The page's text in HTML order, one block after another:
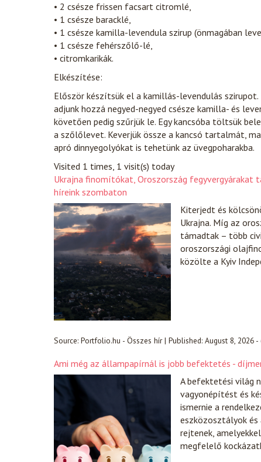
• 2 csésze frissen facsart citromlé,
• 1 csésze baracklé,
• 1 csésze kamilla-levendula szirup (önmagában
• 1 csésze fehérszőlő-lé,
• citromkarikák.
Elkészítése:
Először készítsük el a kamillás-levendulás
adjunk hozzá negyed-negyed csésze kamilla- és
követően pedig szűrjük le. Egy kancsóba töltsük
a szőlőlevet. Keverjük össze a kancsó tartalmát,
apró dinnyegolyókat is tehetünk az üvegpoharakba.
Visited 1 times, 1 visit(s) today
Ukrajna finomítókat, Oroszország fegyvergyárakat
híreink szombaton
Kiterjedt és
Ukrajna. Míg az
támadtak – több
oroszországi
közölte a Kyiv
Source: Portfolio.hu - Összes hír| Published: August 8, 2026 -
Ami még az állampapírnál is jobb befektetés -
A befektetési világ
vagyonépítést és
ismernie a
eszközosztályok
rejtenek,
megfelelő